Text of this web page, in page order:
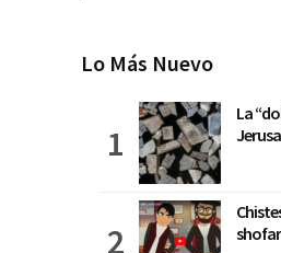
Lo Más Nuevo
La
shofar